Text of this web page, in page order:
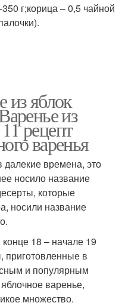
г;корица – 0,5 чайной
из яблок
из
рецепт
варенья
далекие времена, это
носило название
которые
носили название
18 – начале 19
приготовленные в
и популярным
варенье,
множество.